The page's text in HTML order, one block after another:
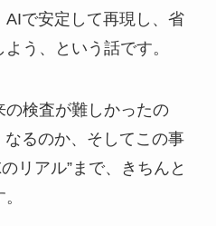
AIで安定して再現し、省
う、という話です。
の検査が難しかったの
るのか、そしてこの事
リアル”まで、きちんと